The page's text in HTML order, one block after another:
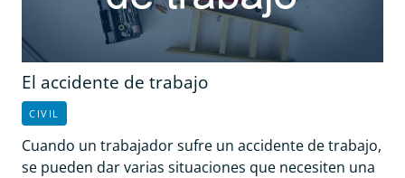
El accidente de trabajo
CIVIL
Cuando un trabajador sufre un accidente de trabajo,
se pueden dar varias situaciones que necesiten una